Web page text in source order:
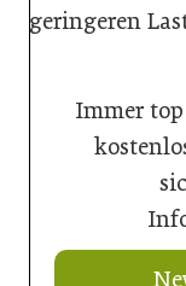
geringeren
Immer